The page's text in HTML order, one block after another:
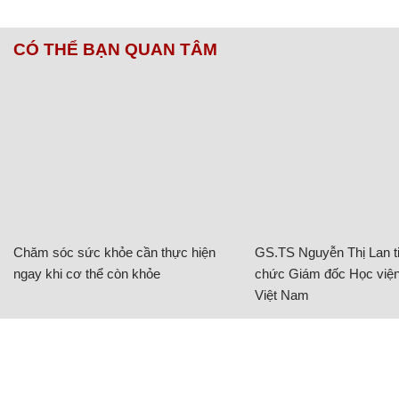
CÓ THỂ BẠN QUAN TÂM
Chăm sóc sức khỏe cần thực hiện
ngay khi cơ thể còn khỏe
GS.TS Nguyễn Thị Lan
chức Giám đốc Học
Việt Nam